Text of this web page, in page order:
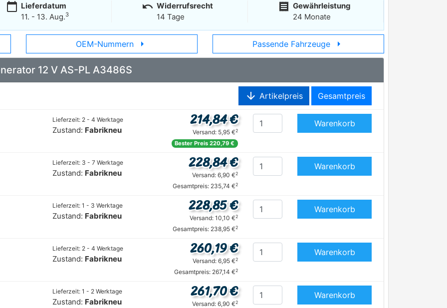
calendar_today Lieferdatum
11. - 13. Aug.3
undo Widerrufsrecht
14 Tage
receipt Gewährleistung
24 Monate
OEM-Nummern arrow_right Passende Fahrzeuge arrow_right
12 V AS-PL A3486S
arrow_downward Artikelpreis Gesamtpreis
Lieferzeit: 2 - 4 Werktage
Zustand: Fabrikneu
214,84 €
Versand: 5,95 €2
Bester Preis 220,79 €
Warenkorb
Lieferzeit: 3 - 7 Werktage
Zustand: Fabrikneu
228,84 €
Versand: 6,90 €2
Gesamtpreis: 235,74 €2
Warenkorb
Lieferzeit: 1 - 3 Werktage
Zustand: Fabrikneu
228,85 €
Versand: 10,10 €2
Gesamtpreis: 238,95 €2
Warenkorb
Lieferzeit: 2 - 4 Werktage
Zustand: Fabrikneu
260,19 €
Versand: 6,95 €2
Gesamtpreis: 267,14 €2
Warenkorb
Lieferzeit: 1 - 2 Werktage
Zustand: Fabrikneu
261,70 €
Versand: 6,90 €2
Warenkorb